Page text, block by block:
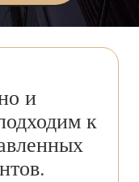
и
к